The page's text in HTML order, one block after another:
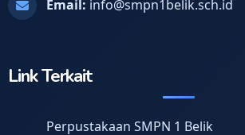
Email: info@smpn1belik.sch.id
Link Terkait
Perpustakaan SMPN 1 Belik